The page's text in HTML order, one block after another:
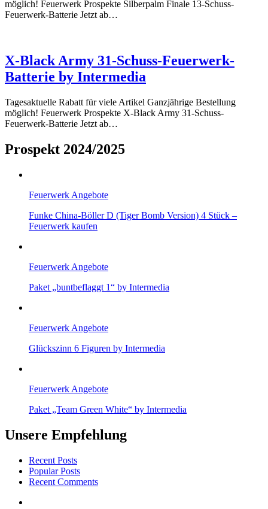
möglich! Feuerwerk Prospekte Silberpalm Finale 13-Schuss-
Feuerwerk-Batterie Jetzt ab…
X-Black Army 31-Schuss-Feuerwerk-
Batterie by Intermedia
Tagesaktuelle Rabatt für viele Artikel Ganzjährige Bestellung
möglich! Feuerwerk Prospekte X-Black Army 31-Schuss-
Feuerwerk-Batterie Jetzt ab…
Prospekt 2024/2025
Feuerwerk Angebote
Funke China-Böller D (Tiger Bomb Version) 4 Stück –
Feuerwerk kaufen
Feuerwerk Angebote
Paket „buntbeflaggt 1“ by Intermedia
Feuerwerk Angebote
Glückszinn 6 Figuren by Intermedia
Feuerwerk Angebote
Paket „Team Green White“ by Intermedia
Unsere Empfehlung
Recent Posts
Popular Posts
Recent Comments